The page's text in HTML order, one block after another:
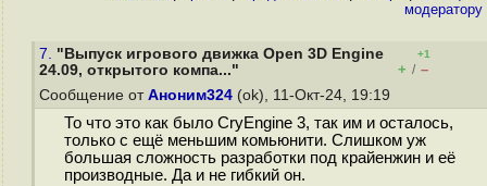
модератору
7. "Выпуск игрового движка Open 3D Engine
24.09, открытого компа..."
+1
+ / –
Сообщение от Аноним324 (ok), 11-Окт-24, 19:19
То что это как было CryEngine 3, так им и осталось,
только с ещё меньшим комьюнити. Слишком уж
большая сложность разработки под крайенжин и её
производные. Да и не гибкий он.